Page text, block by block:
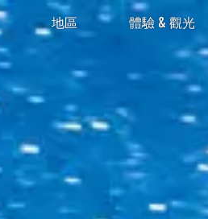
地區 體驗 & 觀光